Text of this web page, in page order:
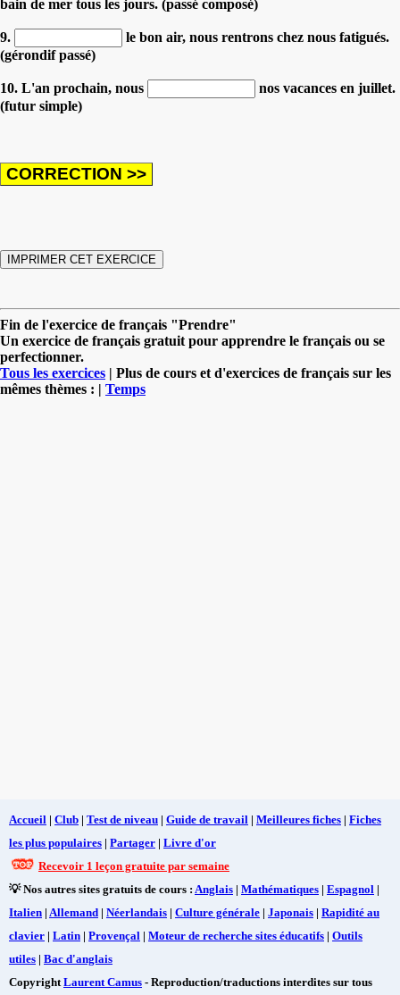
bain de mer tous les jours. (passé composé)
9.
le bon air, nous rentrons chez nous fatigués.
(gérondif passé)
10. L'an prochain, nous
nos vacances en juillet.
(futur simple)
Fin de l'exercice de français "Prendre"
Un exercice de français gratuit pour apprendre le français ou se
perfectionner.
Tous les exercices | Plus de cours et d'exercices de français sur les
mêmes thèmes : | Temps
Accueil | Club | Test de niveau | Guide de travail | Meilleures fiches | Fiches
les plus populaires | Partager | Livre d'or
Recevoir 1 leçon gratuite par semaine
💡 Nos autres sites gratuits de cours : Anglais | Mathématiques | Espagnol |
Italien | Allemand | Néerlandais | Culture générale | Japonais | Rapidité au
clavier | Latin | Provençal | Moteur de recherche sites éducatifs | Outils
utiles | Bac d'anglais
Copyright Laurent Camus - Reproduction/traductions interdites sur tous